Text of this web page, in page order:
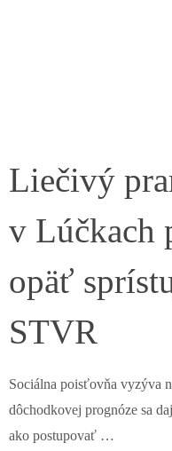
Liečivý
v Lúčkach
opäť
STVR
Sociálna poisťovňa vyzýva
dôchodkovej prognóze sa
ako postupovať …